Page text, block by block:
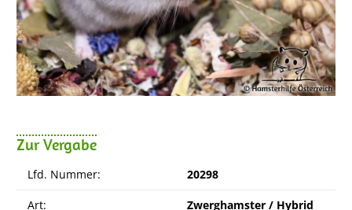
Zur Vergabe
Lfd. Nummer: 20298
Art: Zwerghamster / Hybrid